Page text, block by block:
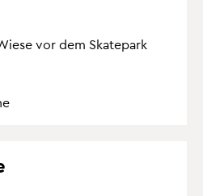
vor dem Skate­park